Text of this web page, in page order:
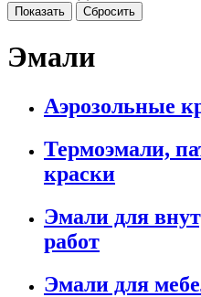
Эмали
Аэрозольные
Термоэмали,
краски
Эмали для
работ
Эмали для